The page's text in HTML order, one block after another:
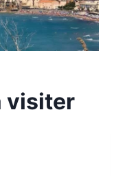
visiter